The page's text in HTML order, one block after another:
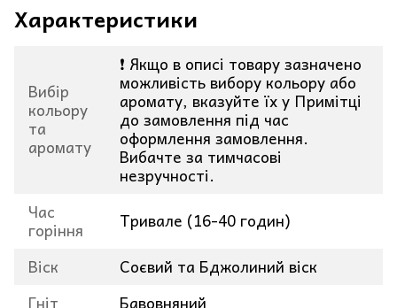
Характеристики
Вибір
кольору
та
аромату
❗ Якщо в описі товару зазначено
можливість вибору кольору або
аромату, вказуйте їх у Примітці
до замовлення під час
оформлення замовлення.
Вибачте за тимчасові
незручності.
Час
горіння
Тривале (16-40 годин)
Віск
Соєвий та Бджолиний віск
Гніт
Бавовняний